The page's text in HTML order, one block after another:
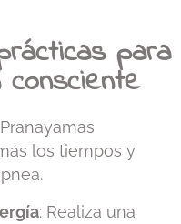
para
los tiempos y
: Realiza una